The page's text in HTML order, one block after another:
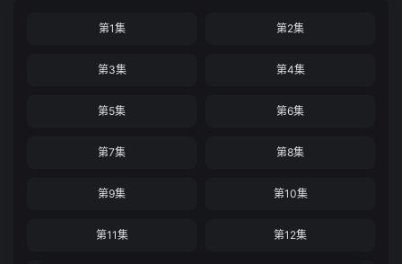
第1集 第2集
第3集 第4集
第5集 第6集
第7集 第8集
第9集 第10集
第11集 第12集